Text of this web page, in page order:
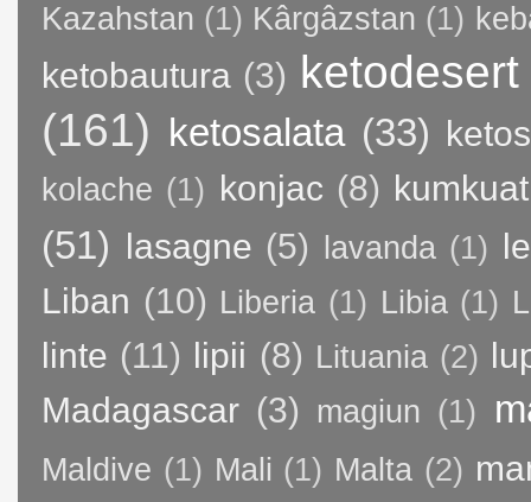
Kazahstan (1) Kârgâzstan (1)
ketobautura (3) ketodesert
(161) ketosalata (33)
kolache (1) konjac (8) kumkuat
(51) lasagne (5) lavanda (1)
Liban (10) Liberia (1) Libia (1)
linte (11) lipii (8) Lituania (2)
Madagascar (3) magiun (1)
Maldive (1) Mali (1) Malta (2)